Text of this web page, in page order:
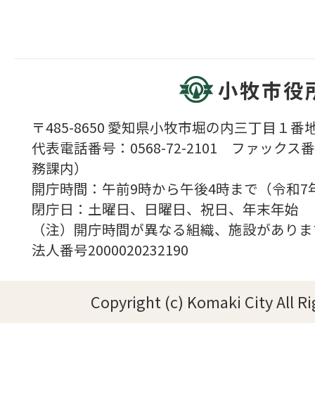
小牧市役
〒485-8650 愛知県小牧市堀の内三丁目１番
代表電話番号：0568-72-2101 ファックス
務課内）
開庁時間：午前9時から午後4時まで（令
閉庁日：土曜日、日曜日、祝日、年末年始
（注）開庁時間が異なる組織、施設があり
法人番号2000020232190
Copyright (c) Komaki City All